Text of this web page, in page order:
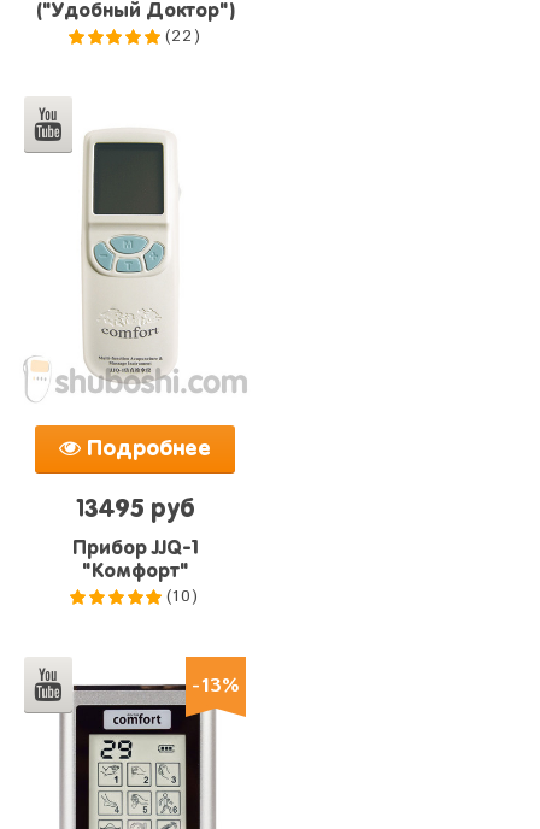
("Удобный Доктор")
(22)
Подробнее
13495 руб
Прибор JJQ-1
"Комфорт"
(10)
-13%